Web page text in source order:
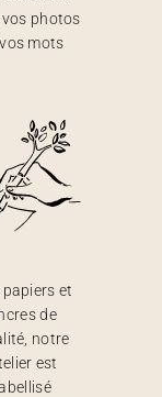
photos
mots
papiers et
de
notre
est